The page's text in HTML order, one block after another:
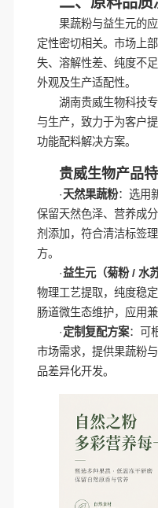
果蔬粉与益生元的
定性密切相关。市场上
失、溶解性差、纯度不
外观及生产适配性。
湖南贵威生物科技
与生产，致力于为客户
功能配料解决方案。
贵威生物产品
·天然果蔬粉：选用
保留天然色泽、营养成
剂添加，符合清洁标签
方。
·益生元（菊粉 / 水苏
物理工艺提取，纯度稳
肠道微生态维护，应用兼
·定制复配方案：可
市场需求，提供果蔬粉
品差异化开发。